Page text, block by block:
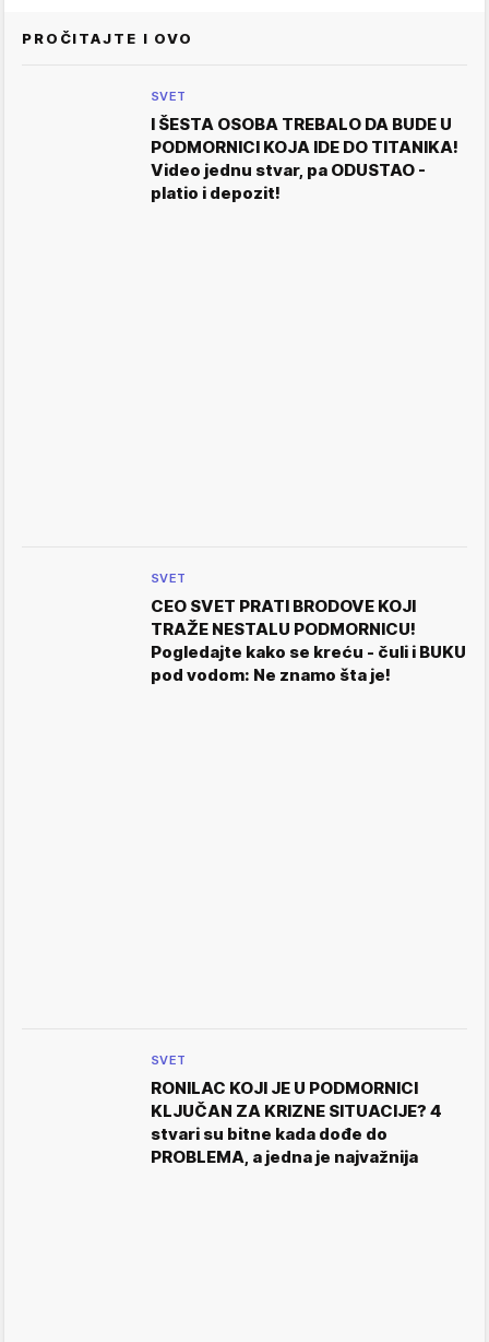
PROČITAJTE I OVO
SVET
I ŠESTA OSOBA TREBALO DA BUDE U
PODMORNICI KOJA IDE DO TITANIKA!
Video jednu stvar, pa ODUSTAO -
platio i depozit!
SVET
CEO SVET PRATI BRODOVE KOJI
TRAŽE NESTALU PODMORNICU!
Pogledajte kako se kreću - čuli i BUKU
pod vodom: Ne znamo šta je!
SVET
RONILAC KOJI JE U PODMORNICI
KLJUČAN ZA KRIZNE SITUACIJE? 4
stvari su bitne kada dođe do
PROBLEMA, a jedna je najvažnija